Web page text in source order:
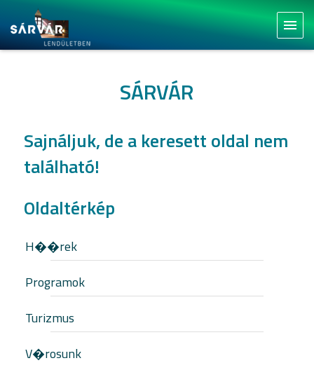
menu
SÁRVÁR
Sajnáljuk, de a keresett oldal nem
található!
Oldaltérkép
H��rek
Programok
Turizmus
V�rosunk